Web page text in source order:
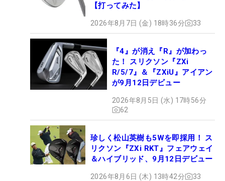
【打ってみた】
2026年8月7日 (金) 18時36分 33
『4』が消え『R』が加わっ
た！ スリクソン『ZXi
R/5/7』＆『ZXiU』アイアン
が9月12日デビュー
2026年8月5日 (水) 17時56分
62
珍しく松山英樹も5Wを即採用！ ス
リクソン『ZXi RKT』フェアウェイ
＆ハイブリッド、9月12日デビュー
2026年8月6日 (木) 13時42分 33